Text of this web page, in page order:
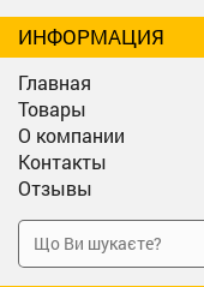
ИНФОРМАЦИЯ
Главная
Товары
О компании
Контакты
Отзывы